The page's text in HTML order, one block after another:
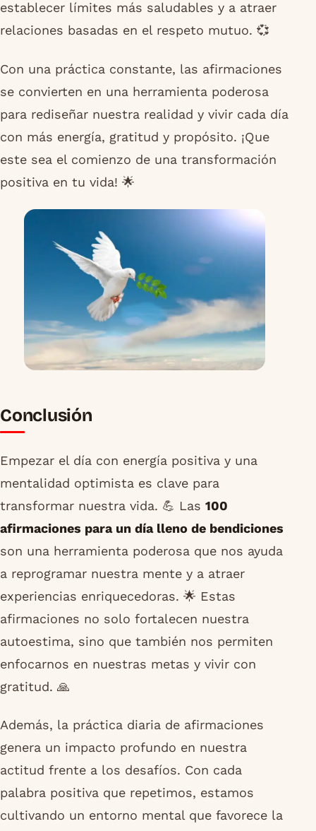
establecer límites más saludables y a atraer
relaciones basadas en el respeto mutuo. 💞
Con una práctica constante, las afirmaciones
se convierten en una herramienta poderosa
para rediseñar nuestra realidad y vivir cada día
con más energía, gratitud y propósito. ¡Que
este sea el comienzo de una transformación
positiva en tu vida! 🌟
Conclusión
Empezar el día con energía positiva y una
mentalidad optimista es clave para
transformar nuestra vida. 💪 Las 100
afirmaciones para un día lleno de bendiciones
son una herramienta poderosa que nos ayuda
a reprogramar nuestra mente y a atraer
experiencias enriquecedoras. 🌟 Estas
afirmaciones no solo fortalecen nuestra
autoestima, sino que también nos permiten
enfocarnos en nuestras metas y vivir con
gratitud. 🙏
Además, la práctica diaria de afirmaciones
genera un impacto profundo en nuestra
actitud frente a los desafíos. Con cada
palabra positiva que repetimos, estamos
cultivando un entorno mental que favorece la